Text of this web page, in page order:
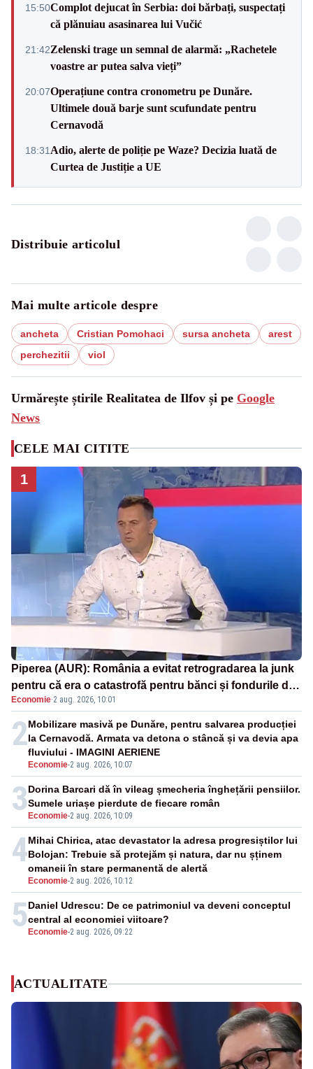
15:50Complot dejucat în Serbia: doi bărbați, suspectați
că plănuiau asasinarea lui Vučić
21:42Zelenski trage un semnal de alarmă: „Rachetele
voastre ar putea salva vieți”
20:07Operațiune contra cronometru pe Dunăre.
Ultimele două barje sunt scufundate pentru
Cernavodă
18:31 Adio, alerte de poliție pe Waze? Decizia luată de
Curtea de Justiție a UE
Distribuie articolul
Mai multe articole despre
ancheta Cristian Pomohaci sursa ancheta
arest
perchezitii
viol
Urmărește știrile Realitatea de Ilfov și pe Google
News
CELE MAI CITITE
1
Piperea (AUR): România a evitat retrogradarea la junk
pentru că era o catastrofă pentru bănci și fondurile de
pensii
Economie·2 aug. 2026, 10:01
2
Economie-2 aug. 2026, 10:07
Mobilizare masivă pe Dunăre, pentru salvarea producției
la Cernavodă. Armata va detona o stâncă și va devia apa
fluviului - IMAGINI AERIENE
3 Economie-2 aug. 2026, 10:09
Dorina Barcari dă în vileag șmecheria înghețării pensiilor.
Sumele uriașe pierdute de fiecare român
4
Economie-2 aug. 2026, 10:12
Mihai Chirica, atac devastator la adresa progresiștilor lui
Bolojan: Trebuie să protejăm și natura, dar nu șținem
omaneii în stare permanentă de alertă
5 Economie-2 aug. 2026, 09:22
Daniel Udrescu: De ce patrimoniul va deveni conceptul
central al economiei viitoare?
ACTUALITATE